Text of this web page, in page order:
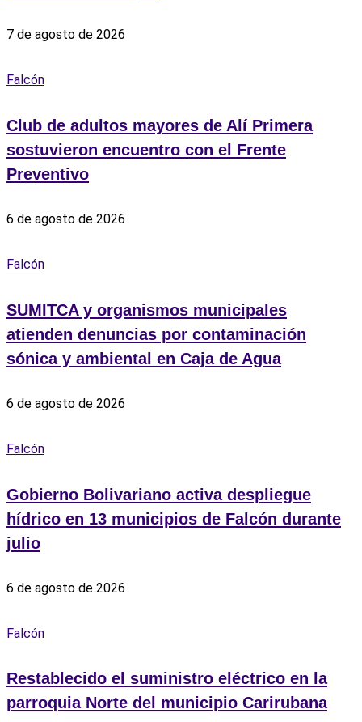
7 de agosto de 2026
Falcón
Club de adultos mayores de Alí Primera
sostuvieron encuentro con el Frente
Preventivo
6 de agosto de 2026
Falcón
SUMITCA y organismos municipales
atienden denuncias por contaminación
sónica y ambiental en Caja de Agua
6 de agosto de 2026
Falcón
Gobierno Bolivariano activa despliegue
hídrico en 13 municipios de Falcón durante
julio
6 de agosto de 2026
Falcón
Restablecido el suministro eléctrico en la
parroquia Norte del municipio Carirubana